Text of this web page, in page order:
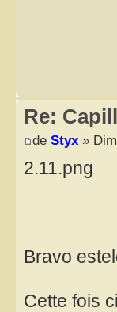
Re:
de Styx »
2.11.png
Bravo
Cette fois